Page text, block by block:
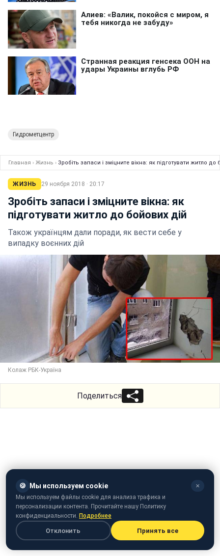
Гидрометцентр
Главная › Жизнь › Зробіть запаси і зміцните вікна: як підготувати житло до
ЖИЗНЬ 29 ноября 2018 · 20:17
Зробіть запаси і зміцните вікна: як
підготувати житло до бойових дій
Також українцям дали поради, як вести себе у
випадку воєнних дій
Колаж РБК-Україна
Поделиться
🍪 Мы используем cookie ✕
Мы используем файлы cookie для анализа трафика и
персонализации контента. Прочитайте нашу Политику
конфиденциальности. Подробнее
Отклонить Принять все